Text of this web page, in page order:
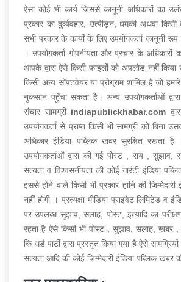
ऐसा कोई भी कार्य जिससे कानूनी अधिकारों का
प्रकार का दुर्व्यवहार, उत्पीड़न, धमकी अथवा किसी
सभी प्रकार के कार्यों के लिए उपयोगकर्ता कानूनी रूप
। उपयोगकर्ता गोपनीयता और प्रचार के
आपके द्वारा ऐसे किसी फाइलों को अपलोड नहीं किया
किसी अन्य सॉफ्टवेयर या प्रोग्राम शामिल है जो
नुकसान पहुँचा सकता है। अन्य उपयोगकर्ताओं
संचार सामग्री indiapublickhabar.com
उपयोगकर्ता से प्राप्त किसी भी सामग्री को बिना
अधिकार इंडिया पब्लिक खबर सुरक्षित रखता है
उपयोगकर्ताओं द्वारा की गई पोस्ट , राय , सुझाव,
सत्यता व विश्वसनीयता की कोई गारंटी इंडिया
इससे होने वाले किसी भी प्रकार हानि की
नहीं होगी । प्रत्यक्षा मीडिया प्राइवेट लिमिटेड व
पर उपलब्ध सुझाव, सलाह, पोस्ट, इत्यादि का
रहता है ऐसे किसी भी पोस्ट , सुझाव, सलाह, खबर ,
कि थर्ड पार्टी द्वारा प्रस्तुत किया गया है ऐसे
सत्यता आदि की कोई जिम्मेदारी इंडिया पब्लिक खबर